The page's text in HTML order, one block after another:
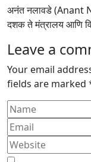
अनंत नलावडे (Anant
दशक ते मंत्रालय आणि
Leave a
Your email
fields are marked